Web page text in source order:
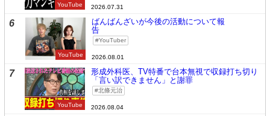
YouTube 2026.07.31
6
YouTube
ばんばんざいが今後の活動について報
告
YouTuber
2026.08.01
7
YouTube
形成外科医、TV特番で台本無視で収録打ち切り
「言い訳できません」と謝罪
北條元治
2026.08.04